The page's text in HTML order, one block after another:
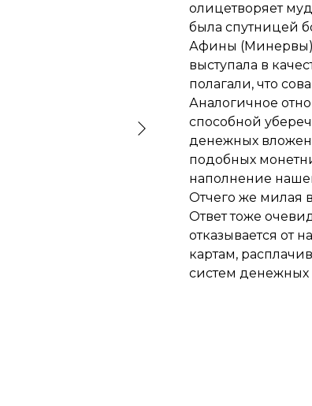
олицетворяет
была спутницей
Афины
выступала в
полагали, что
Аналогичное
способной
денежных
подобных
наполнение
Отчего же милая
Ответ тоже
отказывается от
картам,
систем денежных